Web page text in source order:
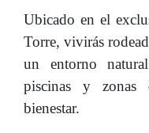
Ubicado en el
Torre, vivirás
un entorno
piscinas y zonas
bienestar.